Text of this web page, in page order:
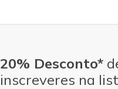
20% Desconto*
inscreveres na